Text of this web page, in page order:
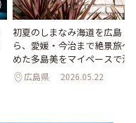
初夏のしまなみ海道を広島・
ら、愛媛・今治まで絶景旅〜
めた多島美をマイペースで満
広島県 2026.05.22